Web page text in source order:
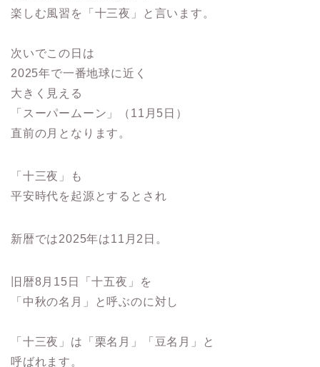
楽しむ風習を「十三夜」と言います。
次いでこの日は
2025年で一番地球に近く
大きく見える
「スーパームーン」（11月5日）
直前の月となります。
「十三夜」も
平安時代を起源とするとされ
新暦では2025年は11月2日。
旧暦8月15日「十五夜」を
「中秋の名月」と呼ぶのに対し
「十三夜」は「栗名月」「豆名月」と
呼ばれます。